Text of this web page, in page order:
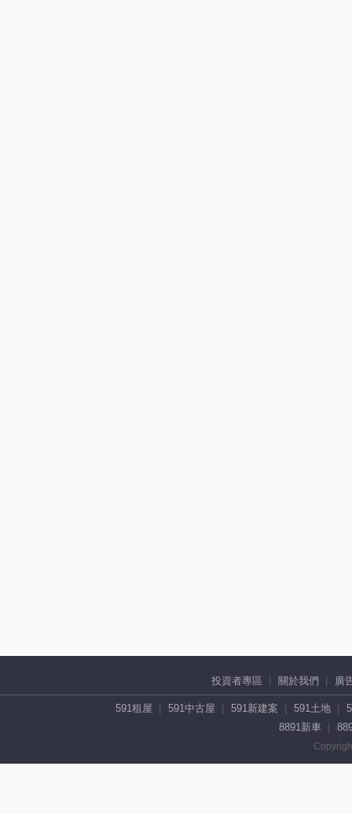
投資者專區 關於我們 廣
591租屋 591中古屋 591新建案 591土地
8891新車